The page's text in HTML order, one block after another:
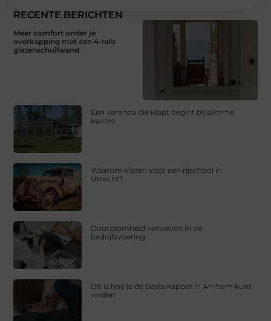
RECENTE BERICHTEN
Meer comfort onder je
overkapping met een 4-rails
glazenschuifwand
Een veranda die klopt begint bij slimme
keuzes
Waarom kiezen voor een rijschool in
Utrecht?
Duurzaamheid verweven in de
bedrijfsvoering
Dit is hoe je de beste kapper in Arnhem kunt
vinden